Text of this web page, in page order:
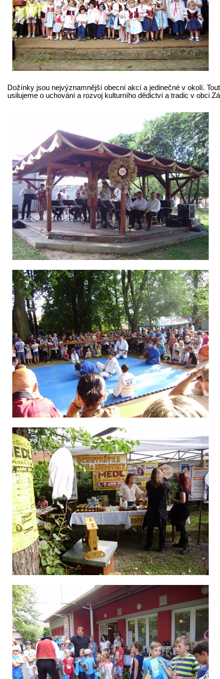
Dožínky jsou nejvýznamnější obecní akcí a jedinečné v okolí.
usilujeme o uchování a rozvoj kulturního dědictví a tradic v obci